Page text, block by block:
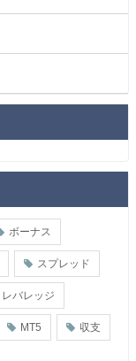
ボーナス
スプレッド
レバレッジ
MT5 収支